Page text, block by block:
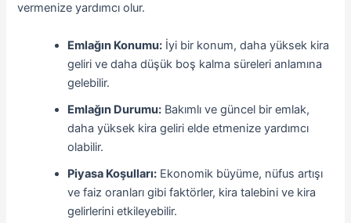
vermenize yardımcı olur.
Emlağın Konumu: İyi bir konum, daha yüksek kira
geliri ve daha düşük boş kalma süreleri anlamına
gelebilir.
Emlağın Durumu: Bakımlı ve güncel bir emlak,
daha yüksek kira geliri elde etmenize yardımcı
olabilir.
Piyasa Koşulları: Ekonomik büyüme, nüfus artışı
ve faiz oranları gibi faktörler, kira talebini ve kira
gelirlerini etkileyebilir.